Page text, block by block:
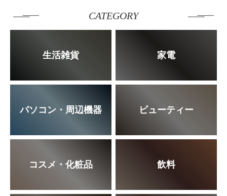
CATEGORY
生活雑貨 家電
パソコン・周辺機器 ビューティー
コスメ・化粧品 飲料